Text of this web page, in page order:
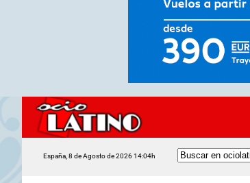
España, 8 de Agosto de 2026 14:04h